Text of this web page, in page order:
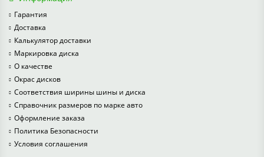
Гарантия
Доставка
Калькулятор доставки
Маркировка диска
О качестве
Окрас дисков
Соответствия ширины шины и диска
Справочник размеров по марке авто
Оформление заказа
Политика Безопасности
Условия соглашения